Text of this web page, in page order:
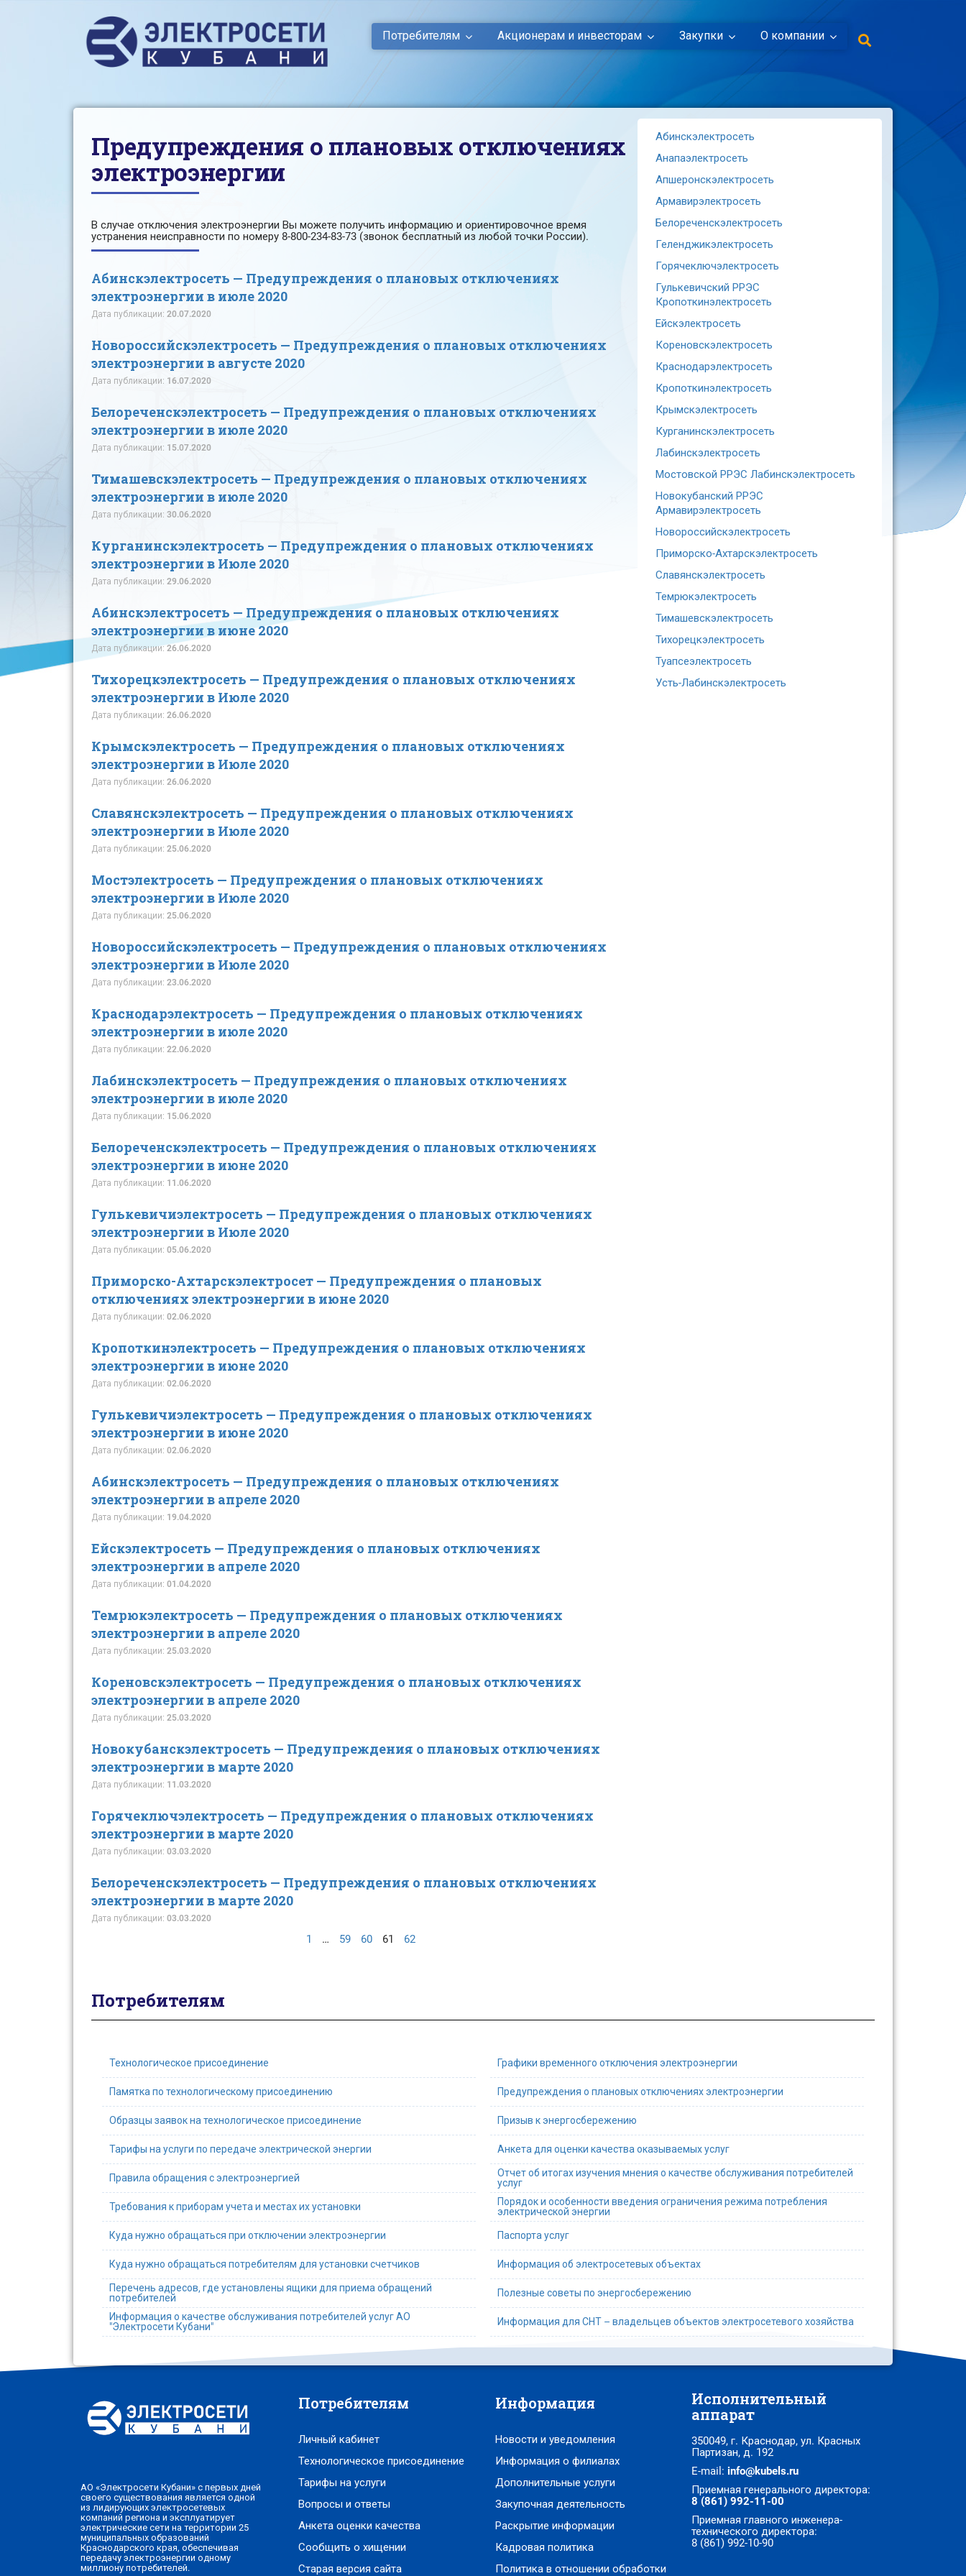
Потребителям Акционерам и инвесторам Закупки О компании
Предупреждения о плановых отключениях
электроэнергии
В случае отключения электроэнергии Вы можете получить информацию и ориентировочное время
устранения неисправности по номеру 8-800-234-83-73 (звонок бесплатный из любой точки России).
Абинскэлектросеть — Предупреждения о плановых отключениях
электроэнергии в июле 2020
Дата публикации:20.07.2020
Новороссийскэлектросеть — Предупреждения о плановых отключениях
электроэнергии в августе 2020
Дата публикации: 16.07.2020
Белореченскэлектросеть — Предупреждения о плановых отключениях
электроэнергии в июле 2020
Дата публикации: 15.07.2020
Тимашевскэлектросеть — Предупреждения о плановых отключениях
электроэнергии в июле 2020
Дата публикации:30.06.2020
Курганинскэлектросеть — Предупреждения о плановых отключениях
электроэнергии в Июле 2020
Дата публикации:29.06.2020
Абинскэлектросеть — Предупреждения о плановых отключениях
электроэнергии в июне 2020
Дата публикации:26.06.2020
Тихорецкэлектросеть — Предупреждения о плановых отключениях
электроэнергии в Июле 2020
Дата публикации:26.06.2020
Крымскэлектросеть — Предупреждения о плановых отключениях
электроэнергии в Июле 2020
Дата публикации:26.06.2020
Славянскэлектросеть — Предупреждения о плановых отключениях
электроэнергии в Июле 2020
Дата публикации:25.06.2020
Мостэлектросеть — Предупреждения о плановых отключениях
электроэнергии в Июле 2020
Дата публикации:25.06.2020
Новороссийскэлектросеть — Предупреждения о плановых отключениях
электроэнергии в Июле 2020
Дата публикации:23.06.2020
Краснодарэлектросеть — Предупреждения о плановых отключениях
электроэнергии в июле 2020
Дата публикации:22.06.2020
Лабинскэлектросеть — Предупреждения о плановых отключениях
электроэнергии в июле 2020
Дата публикации: 15.06.2020
Белореченскэлектросеть — Предупреждения о плановых отключениях
электроэнергии в июне 2020
Дата публикации: 11.06.2020
Гулькевичиэлектросеть — Предупреждения о плановых отключениях
электроэнергии в Июле 2020
Дата публикации:05.06.2020
Приморско-Ахтарскэлектросет — Предупреждения о плановых
отключениях электроэнергии в июне 2020
Дата публикации:02.06.2020
Кропоткинэлектросеть — Предупреждения о плановых отключениях
электроэнергии в июне 2020
Дата публикации:02.06.2020
Гулькевичиэлектросеть — Предупреждения о плановых отключениях
электроэнергии в июне 2020
Дата публикации:02.06.2020
Абинскэлектросеть — Предупреждения о плановых отключениях
электроэнергии в апреле 2020
Дата публикации: 19.04.2020
Ейскэлектросеть — Предупреждения о плановых отключениях
электроэнергии в апреле 2020
Дата публикации:01.04.2020
Темрюкэлектросеть — Предупреждения о плановых отключениях
электроэнергии в апреле 2020
Дата публикации:25.03.2020
Кореновскэлектросеть — Предупреждения о плановых отключениях
электроэнергии в апреле 2020
Дата публикации:25.03.2020
Новокубанскэлектросеть — Предупреждения о плановых отключениях
электроэнергии в марте 2020
Дата публикации: 11.03.2020
Горячеключэлектросеть — Предупреждения о плановых отключениях
электроэнергии в марте 2020
Дата публикации:03.03.2020
Белореченскэлектросеть — Предупреждения о плановых отключениях
электроэнергии в марте 2020
Дата публикации:03.03.2020
1 … 59 60 61 62
Абинскэлектросеть
Анапаэлектросеть
Апшеронскэлектросеть
Армавирэлектросеть
Белореченскэлектросеть
Геленджикэлектросеть
Горячеключэлектросеть
Гулькевичский РРЭС
Кропоткинэлектросеть
Ейскэлектросеть
Кореновскэлектросеть
Краснодарэлектросеть
Кропоткинэлектросеть
Крымскэлектросеть
Курганинскэлектросеть
Лабинскэлектросеть
Мостовской РРЭС Лабинскэлектросеть
Новокубанский РРЭС
Армавирэлектросеть
Новороссийскэлектросеть
Приморско-Ахтарскэлектросеть
Славянскэлектросеть
Темрюкэлектросеть
Тимашевскэлектросеть
Тихорецкэлектросеть
Туапсеэлектросеть
Усть-Лабинскэлектросеть
Потребителям
Технологическое присоединение
Памятка по технологическому присоединению
Образцы заявок на технологическое присоединение
Тарифы на услуги по передаче электрической энергии
Правила обращения с электроэнергией
Требования к приборам учета и местах их установки
Куда нужно обращаться при отключении электроэнергии
Куда нужно обращаться потребителям для установки счетчиков
Перечень адресов, где установлены ящики для приема обращений
потребителей
Информация о качестве обслуживания потребителей услуг АО
"Электросети Кубани"
Графики временного отключения электроэнергии
Предупреждения о плановых отключениях электроэнергии
Призыв к энергосбережению
Анкета для оценки качества оказываемых услуг
Отчет об итогах изучения мнения о качестве обслуживания потребителей
услуг
Порядок и особенности введения ограничения режима потребления
электрической энергии
Паспорта услуг
Информация об электросетевых объектах
Полезные советы по энергосбережению
Информация для СНТ – владельцев объектов электросетевого хозяйства
АО «Электросети Кубани» с первых дней
своего существования является одной
из лидирующих электросетевых
компаний региона и эксплуатирует
электрические сети на территории 25
муниципальных образований
Краснодарского края, обеспечивая
передачу электроэнергии одному
миллиону потребителей.
Потребителям
Личный кабинет
Технологическое присоединение
Тарифы на услуги
Вопросы и ответы
Анкета оценки качества
Сообщить о хищении
Старая версия сайта
Информация
Новости и уведомления
Информация о филиалах
Дополнительные услуги
Закупочная деятельность
Раскрытие информации
Кадровая политика
Политика в отношении обработки
Исполнительный
аппарат
350049, г. Краснодар, ул. Красных
Партизан, д. 192
E-mail:info@kubels.ru
Приемная генерального директора:
8 (861) 992-11-00
Приемная главного инженера-
технического директора:
8 (861) 992-10-90